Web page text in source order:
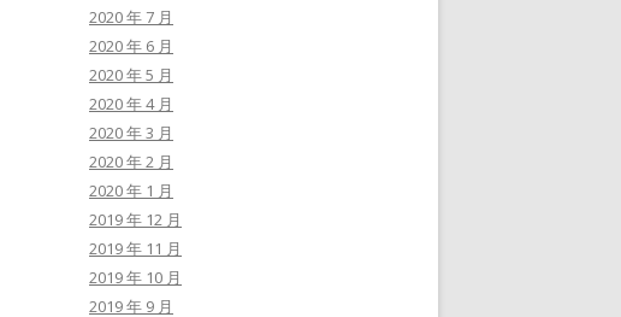
2020 年 7 月
2020 年 6 月
2020 年 5 月
2020 年 4 月
2020 年 3 月
2020 年 2 月
2020 年 1 月
2019 年 12 月
2019 年 11 月
2019 年 10 月
2019 年 9 月